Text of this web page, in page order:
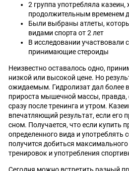
2 группа употребляла
продолжительным временем
Были выбраны атлеты,
видами спорта от 2 лет
В исследовании участвовали
принимающие стероиды
Неизвестно оставалось одно,
низкой или высокой цене. Но
ожидаемым. Гидролизат дал более
прироста мышечной массы, правда,
сразу после тренинга и утром.
впечатляющий результат, если его
сном. Получается, что если купить
определенного вида и употреблять
получится добиться максимального
тренировок и употребления